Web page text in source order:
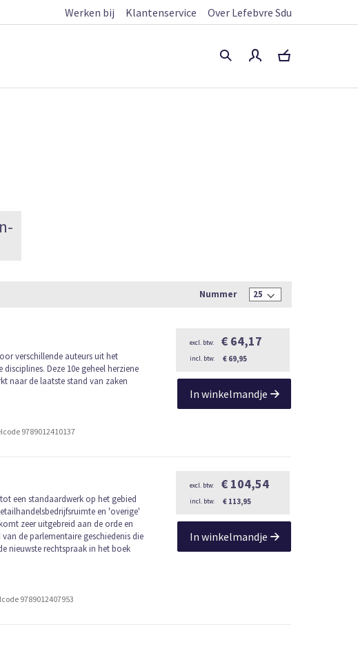
Werken bij Klantenservice Over Lefebvre Sdu
Nummer
verschillende auteurs uit het
Deze 10e geheel herziene
naar de laatste stand van zaken
9789012410137
€ 64,17
€ 69,95
In winkelmandje
een standaardwerk op het gebied
en 'overige'
zeer uitgebreid aan de orde en
de parlementaire geschiedenis die
nieuwste rechtspraak in het boek
9789012407953
€ 104,54
€ 113,95
In winkelmandje